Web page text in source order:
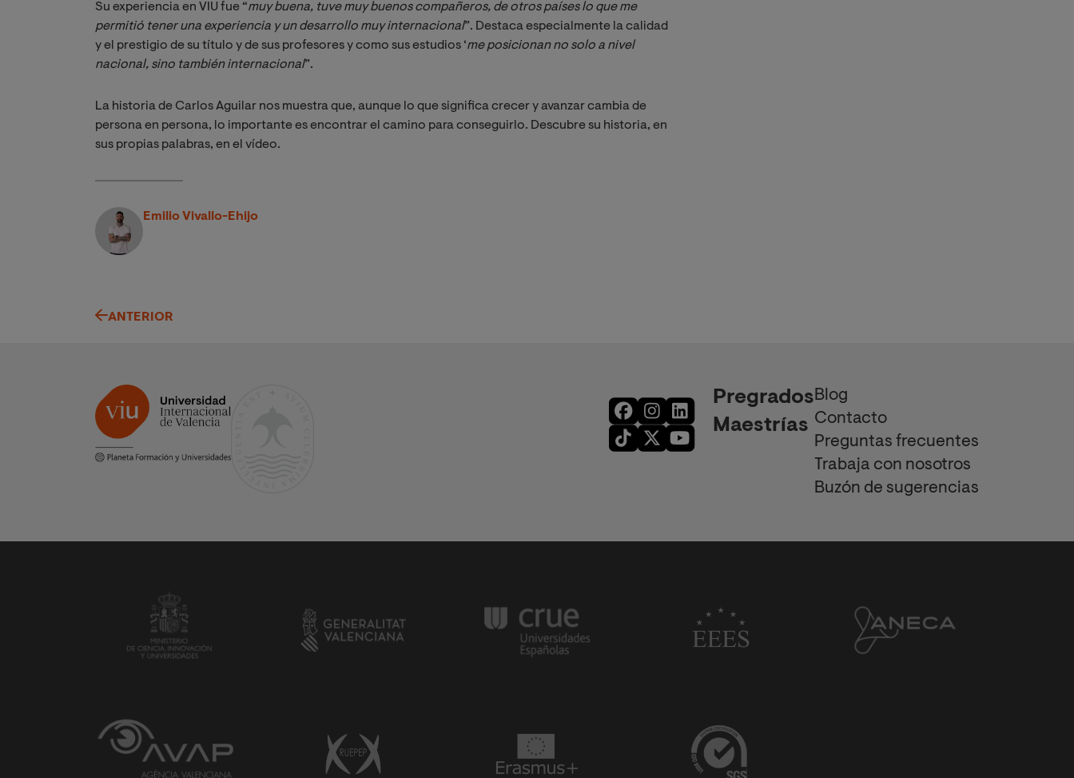
Su experiencia en VIU fue “muy buena, tuve muy buenos compañeros, de otros países lo que me
permitió tener una experiencia y un desarrollo muy internacional”. Destaca especialmente la calidad
y el prestigio de su título y de sus profesores y como sus estudios ‘me posicionan no solo a nivel
nacional, sino también internacional”.
La historia de Carlos Aguilar nos muestra que, aunque lo que significa crecer y avanzar cambia de
persona en persona, lo importante es encontrar el camino para conseguirlo. Descubre su historia, en
sus propias palabras, en el vídeo.
Emilio Vivallo-Ehijo
ANTERIOR
Pregrados
Maestrías
Blog
Contacto
Preguntas frecuentes
Trabaja con nosotros
Buzón de sugerencias